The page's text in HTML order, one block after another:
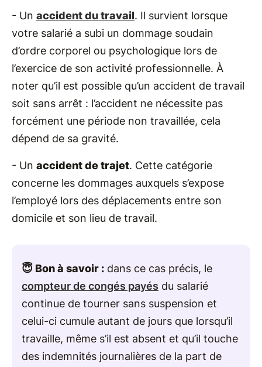
- Un accident du travail. Il survient lorsque
votre salarié a subi un dommage soudain
d’ordre corporel ou psychologique lors de
l’exercice de son activité professionnelle. À
noter qu’il est possible qu’un accident de travail
soit sans arrêt : l’accident ne nécessite pas
forcément une période non travaillée, cela
dépend de sa gravité.
- Un accident de trajet. Cette catégorie
concerne les dommages auxquels s’expose
l’employé lors des déplacements entre son
domicile et son lieu de travail.
😇 Bon à savoir : dans ce cas précis, le
compteur de congés payés du salarié
continue de tourner sans suspension et
celui-ci cumule autant de jours que lorsqu’il
travaille, même s’il est absent et qu’il touche
des indemnités journalières de la part de